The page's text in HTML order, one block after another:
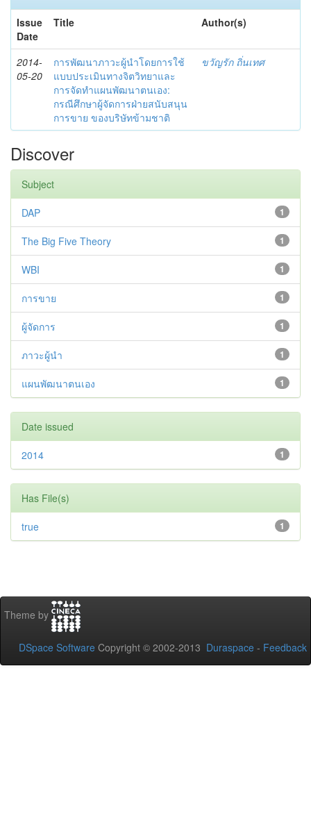
Issue
Date
Title Author(s)
2014-
05-20
การพัฒนาภาวะผู้นำโดยการใช้
แบบประเมินทางจิตวิทยาและ
การจัดทำแผนพัฒนาตนเอง:
กรณีศึกษาผู้จัดการฝ่ายสนับสนุน
การขาย ของบริษัทข้ามชาติ
ขวัญรัก ถิ่นเทศ
Discover
Subject
1
DAP
1
The Big Five Theory
1
WBI
1
การขาย
1
ผู้จัดการ
1
ภาวะผู้นำ
1
แผนพัฒนาตนเอง
Date issued
1
2014
Has File(s)
1
true
Theme by
DSpace Software Copyright © 2002-2013 Duraspace - Feedback